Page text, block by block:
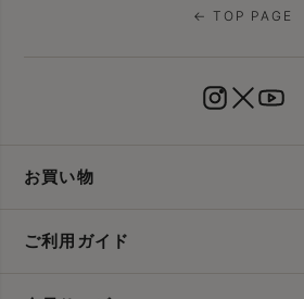
← TOP PAGE
お買い物
ご利用ガイド